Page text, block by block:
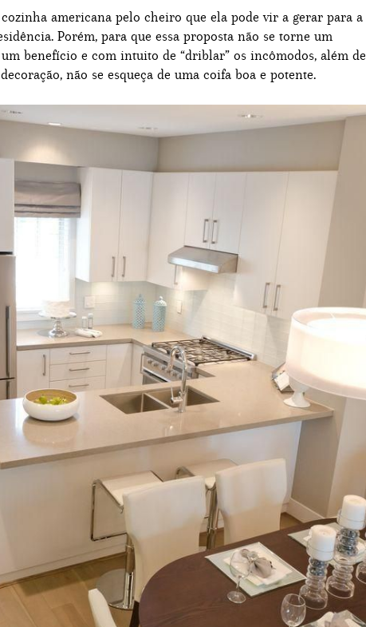
americana pelo cheiro que ela pode vir a gerar para a
Porém, para que essa proposta não se torne um
benefício e com intuito de “driblar” os incômodos, além de
não se esqueça de uma coifa boa e potente.